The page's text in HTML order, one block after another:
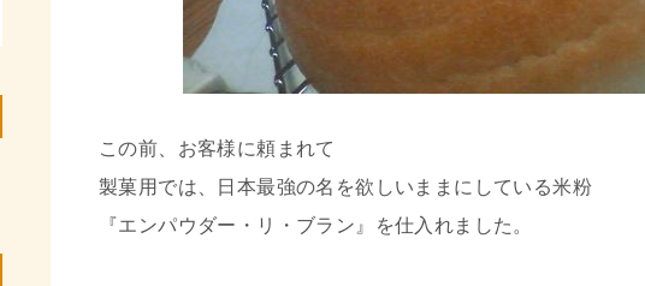
この前、お客様に頼まれて
製菓用では、日本最強の名を欲しいままにしている米粉
『エンパウダー・リ・ブラン』を仕入れました。